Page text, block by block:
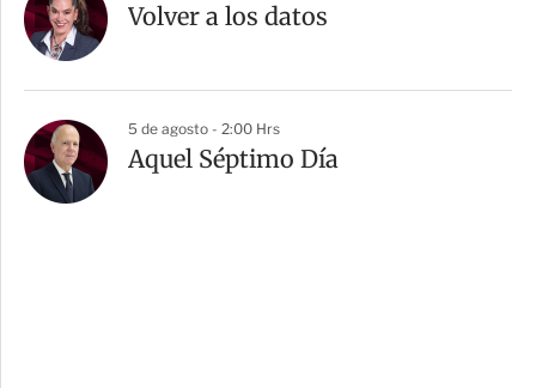
Volver a los datos
5 de agosto - 2:00 Hrs
Aquel Séptimo Día